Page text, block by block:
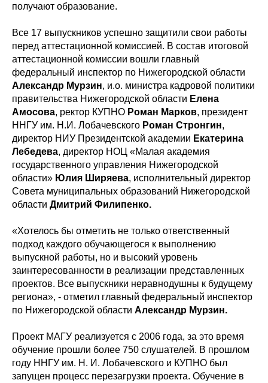
получают образование.
Все 17 выпускников успешно защитили свои работы
перед аттестационной комиссией. В состав итоговой
аттестационной комиссии вошли главный
федеральный инспектор по Нижегородской области
Александр Мурзин, и.о. министра кадровой политики
правительства Нижегородской области Елена
Амосова, ректор КУПНО Роман Марков, президент
ННГУ им. Н.И. Лобачевского Роман Стронгин,
директор НИУ Президентской академии Екатерина
Лебедева, директор НОЦ «Малая академия
государственного управления Нижегородской
области» Юлия Ширяева, исполнительный директор
Совета муниципальных образований Нижегородской
области Дмитрий Филипенко.
«Хотелось бы отметить не только ответственный
подход каждого обучающегося к выполнению
выпускной работы, но и высокий уровень
заинтересованности в реализации представленных
проектов. Все выпускники неравнодушны к будущему
региона», - отметил главный федеральный инспектор
по Нижегородской области Александр Мурзин.
Проект МАГУ реализуется с 2006 года, за это время
обучение прошли более 750 слушателей. В прошлом
году ННГУ им. Н. И. Лобачевского и КУПНО был
запущен процесс перезагрузки проекта. Обучение в